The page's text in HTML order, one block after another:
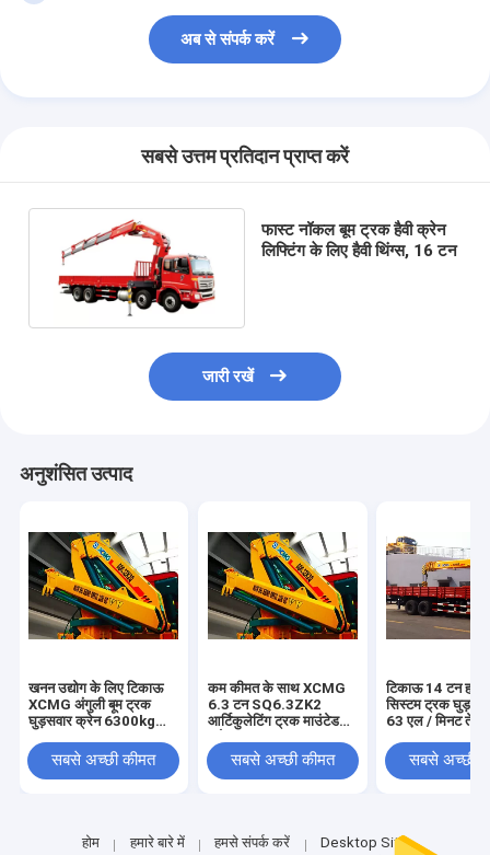
अब से संपर्क करें
सबसे उत्तम प्रतिदान प्राप्त करें
फास्ट नॉकल बूम ट्रक हैवी क्रेन
लिफ्टिंग के लिए हैवी थिंग्स, 16 टन
जारी रखें
अनुशंसित उत्पाद
खनन उद्योग के लिए टिकाऊ
XCMG अंगुली बूम ट्रक
घुड़सवार क्रेन 6300kg
सबसे अच्छी कीमत
कम कीमत के साथ XCMG
6.3 टन SQ6.3ZK2
आर्टिकुलेटिंग ट्रक माउंटेड
सबसे अच्छी कीमत
टिकाऊ 14 टन
सिस्टम ट्रक
63 एल / मिनट तेल
सबसे अच्छी
होम हमारे बारे में हमसे संपर्क करें Desktop Site